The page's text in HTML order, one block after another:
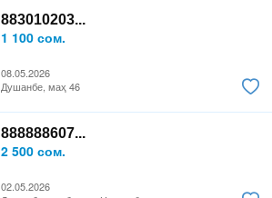
883010203...
1 100 сом.
08.05.2026
Душанбе, маҳ 46
888888607...
2 500 сом.
02.05.2026